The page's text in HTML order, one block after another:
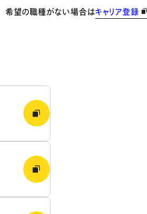
希望の職種がない場合はキャリア登録